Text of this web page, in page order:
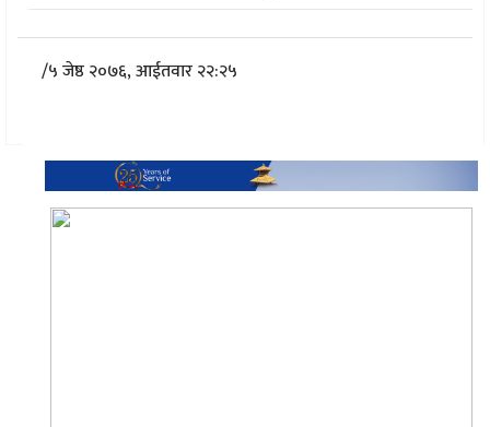
/५ जेष्ठ २०७६, आईतवार २२:२५